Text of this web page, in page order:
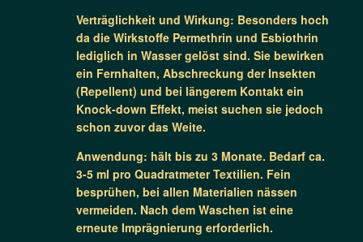
Verträglichkeit und Wirkung: Besonders hoch
da die Wirkstoffe Permethrin und Esbiothrin
lediglich in Wasser gelöst sind. Sie bewirken
ein Fernhalten, Abschreckung der Insekten
(Repellent) und bei längerem Kontakt ein
Knock-down Effekt, meist suchen sie jedoch
schon zuvor das Weite.
Anwendung: hält bis zu 3 Monate. Bedarf ca.
3-5 ml pro Quadratmeter Textilien. Fein
besprühen, bei allen Materialien nässen
vermeiden. Nach dem Waschen ist eine
erneute Imprägnierung erforderlich.